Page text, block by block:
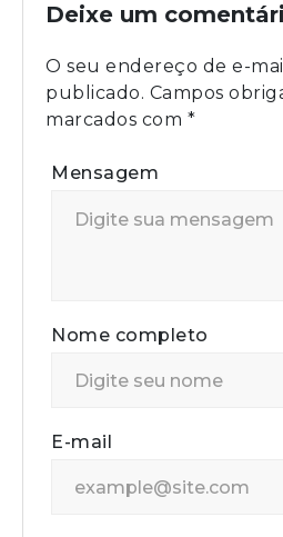
Deixe um
O seu endereço de e-
publicado. Campos
marcados com *
Mensagem
Nome completo
E-mail